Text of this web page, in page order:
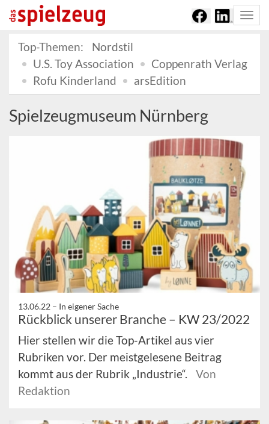
Top-Themen:
Nordstil
U.S. Toy Association
Coppenrath Verlag
Rofu Kinderland
arsEdition
Spielzeugmuseum Nürnberg
13.06.22 – In eigener Sache
Rückblick unserer Branche – KW 23/2022
Hier stellen wir die Top-Artikel aus vier
Rubriken vor. Der meistgelesene Beitrag
kommt aus der Rubrik „Industrie“.
Von
Redaktion